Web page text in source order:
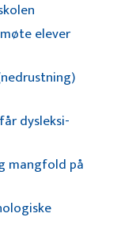
elever
dysleksi-
mangfold på